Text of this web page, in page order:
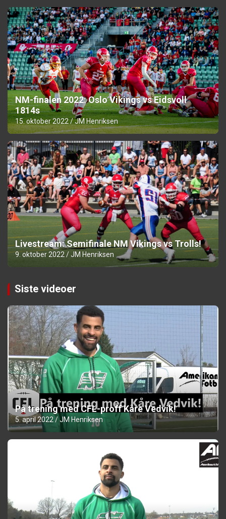
NM-finalen 2022: Oslo Vikings vs Eidsvoll
1814s
15. oktober 2022 JM Henriksen
Livestream: Semifinale NM Vikings vs Trolls!
9. oktober 2022 JM Henriksen
Siste videoer
På trening med CFL-proff Kåre Vedvik!
5. april 2022 JM Henriksen